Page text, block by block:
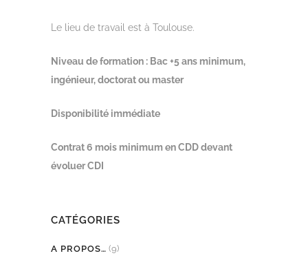
Le lieu de travail est à Toulouse.
Niveau de formation : Bac +5 ans minimum,
ingénieur, doctorat ou master
Disponibilité immédiate
Contrat 6 mois minimum en CDD devant
évoluer CDI
CATÉGORIES
A PROPOS… (9)